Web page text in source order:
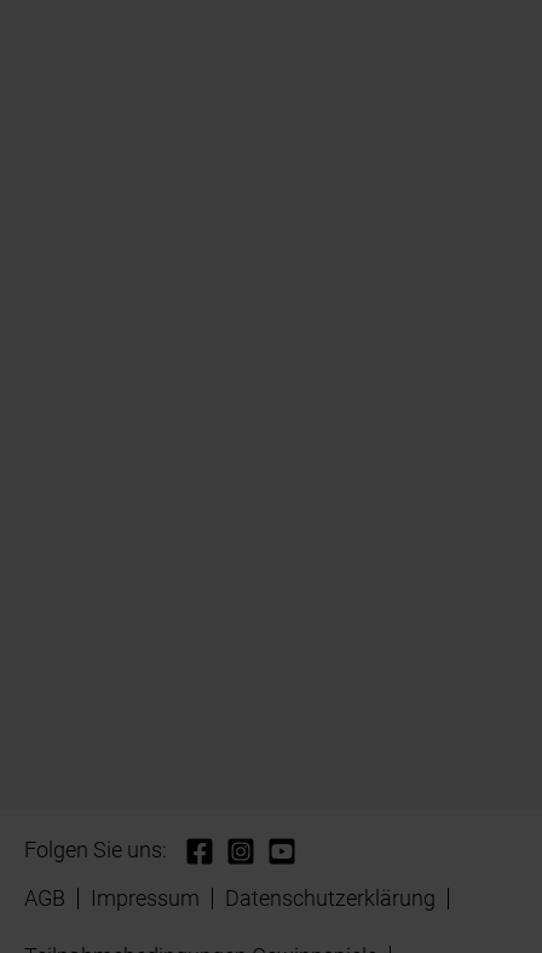
Folgen Sie uns:
AGB
Impressum Datenschutzerklärung